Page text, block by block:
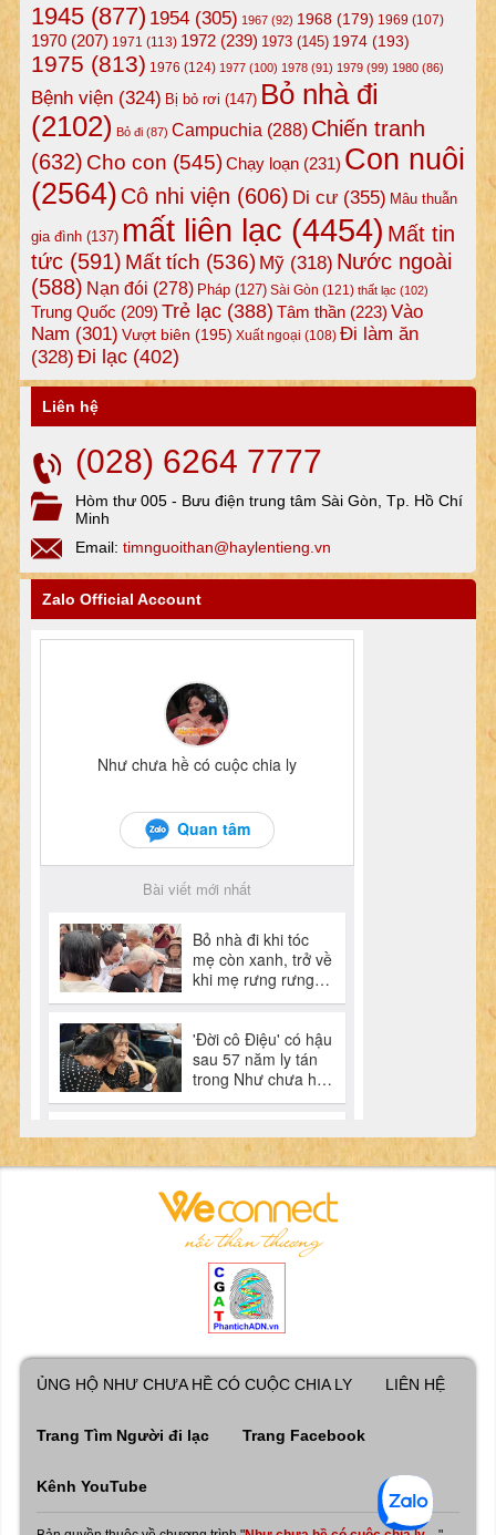
1945(877) 1954(305) 1967(92) 1968(179) 1969 (107)
1970(207) 1971 (113) 1972(239) 1973(145) 1974(193)
1975 (813) 1976 (124) 1977(100) 1978(91) 1979(99) 1980(86)
Bệnh viện(324) Bị bỏ rơi (147) Bỏ nhà đi
(2102) Bỏ đi(87) Campuchia (288) Chiến tranh
(632) Cho con (545)Chạy loạn(231) Con nuôi
(2564) Cô nhi viện (606) Di cư(355) Mâu thuẫn
gia đình(137) mất liên lạc (4454) Mất tin
tức(591) Mất tích (536) Mỹ(318) Nước ngoài
(588) Nạn đói (278) Pháp(127) Sài Gòn (121) thất lạc (102)
Trung Quốc (209) Trẻ lạc(388) Tâm thần(223) Vào
Nam (301) Vượt biên (195) Xuất ngoại (108) Đi làm ăn
(328) Đi lạc(402)
Liên hệ
(028) 6264 7777
Hòm thư 005 - Bưu điện trung tâm Sài Gòn, Tp. Hồ Chí
Minh
Email: timnguoithan@haylentieng.vn
Zalo Official Account
ỦNG HỘ NHƯ CHƯA HỀ CÓ CUỘC CHIA LY LIÊN HỆ
Trang Tìm Người đi lạc Trang Facebook
Kênh YouTube